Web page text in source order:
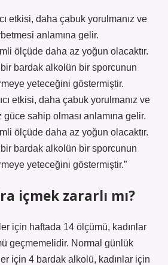
etkisi, daha çabuk yorulmanız ve
anlamına gelir.
ölçüde daha az yoğun olacaktır.
bardak alkolün bir sporcunun
yeteceğini göstermiştir.
etkisi, daha çabuk yorulmanız ve
güce sahip olması anlamına gelir.
ölçüde daha az yoğun olacaktır.
bardak alkolün bir sporcunun
yeteceğini göstermiştir.”
içmek zararlı mı?
için haftada 14 ölçümü, kadınlar
geçmemelidir. Normal günlük
için 4 bardak alkolü, kadınlar için